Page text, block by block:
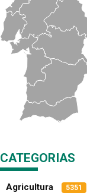
CATEGORIAS
Agricultura 5351